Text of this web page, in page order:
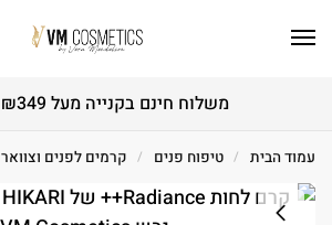
משלוח חינם בקנייה מעל ₪349
עמוד הבית / טיפוח פנים / קרמים לפנים וצוואר